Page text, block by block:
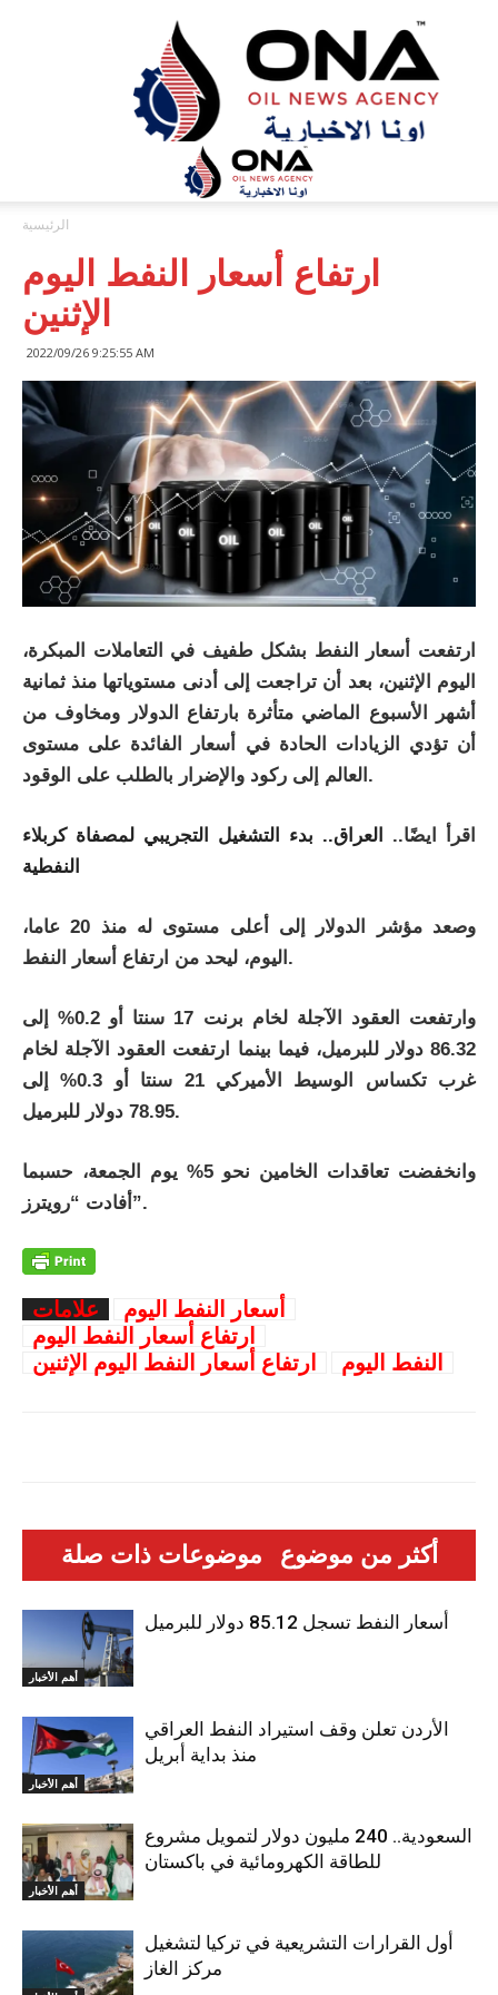
ONA™
NEWS
/
أونا
الاخبارية
الرئيسية
ارتفاع أسعار النفط اليوم
الإثنين
2022/09/26 9:25:55 AM
ارتفعت أسعار النفط بشكل طفيف في التعاملات المبكرة،
اليوم الإثنين، بعد أن تراجعت إلى أدنى مستوياتها منذ ثمانية
أشهر الأسبوع الماضي متأثرة بارتفاع الدولار ومخاوف من
أن تؤدي الزيادات الحادة في أسعار الفائدة على مستوى
العالم إلى ركود والإضرار بالطلب على الوقود.
اقرأ ايضًا..
العراق.. بدء التشغيل التجريبي لمصفاة كربلاء
النفطية
وصعد مؤشر الدولار إلى أعلى مستوى له منذ 20 عاما،
اليوم، ليحد من ارتفاع أسعار النفط.
وارتفعت العقود الآجلة لخام برنت 17 سنتا أو 0.2% إلى
86.32 دولار للبرميل، فيما بينما ارتفعت العقود الآجلة لخام
غرب تكساس الوسيط الأميركي 21 سنتا أو 0.3% إلى
78.95 دولار للبرميل.
وانخفضت تعاقدات الخامين نحو 5% يوم الجمعة، حسبما
أفادت “رويترز”.
علامات
أسعار النفط اليوم
ارتفاع أسعار النفط اليوم
ارتفاع أسعار النفط اليوم الإثنين
النفط اليوم
موضوعات ذات صلة أكثر من موضوع
أهم الأخبار
أسعار النفط تسجل 85.12 دولار للبرميل
أهم الأخبار
الأردن تعلن وقف استيراد النفط العراقي
منذ بداية أبريل
أهم الأخبار
السعودية.. 240 مليون دولار لتمويل مشروع
للطاقة الكهرومائية في باكستان
أول القرارات التشريعية في تركيا لتشغيل
مركز الغاز